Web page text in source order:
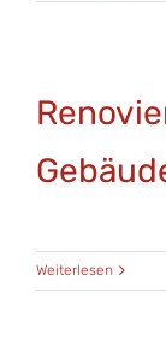
Weiterlesen